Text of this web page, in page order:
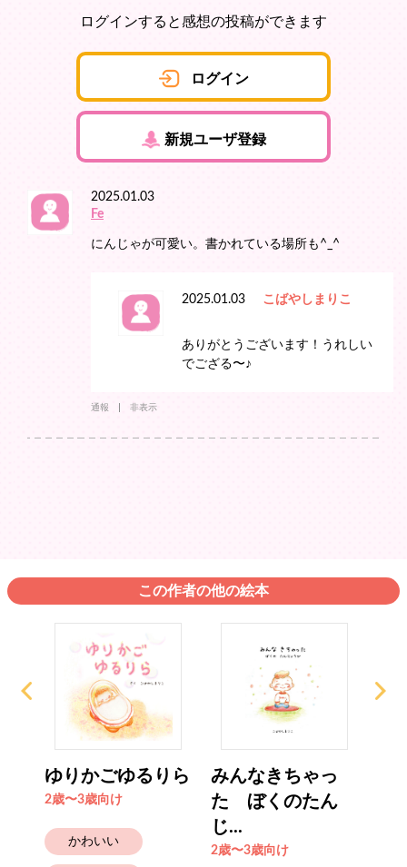
ログインすると感想の投稿ができます
ログイン
新規ユーザ登録
2025.01.03
Fe
にんじゃが可愛い。書かれている場所も^_^
2025.01.03 こばやしまりこ
ありがとうございます！うれしい
でござる〜♪
通報 非表示
この作者の他の絵本
ゆりかごゆるりら
2歳〜3歳向け
かわいい
みんなきちゃっ
た ぼくのたん
じ...
2歳〜3歳向け